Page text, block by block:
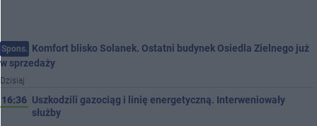
Spons. Komfort blisko Solanek. Ostatni budynek Osiedla Zielnego już
w sprzedaży
Dzisiaj
16:36 Uszkodzili gazociąg i linię energetyczną. Interweniowały
służby